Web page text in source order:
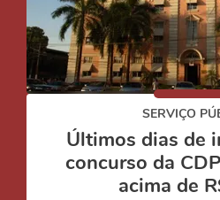
SERVIÇO
Últimos dias de
concurso da
acima de